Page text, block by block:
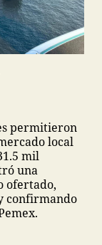
permitieron
local
mil
una
ofertado,
confirmando